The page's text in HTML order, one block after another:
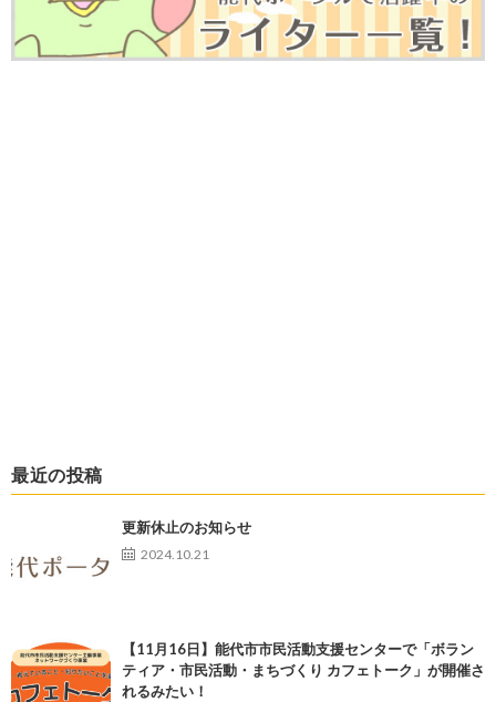
最近の投稿
更新休止のお知らせ
2024.10.21
【11月16日】能代市市民活動支援センターで「ボラン
ティア・市民活動・まちづくり カフェトーク」が開催さ
れるみたい！